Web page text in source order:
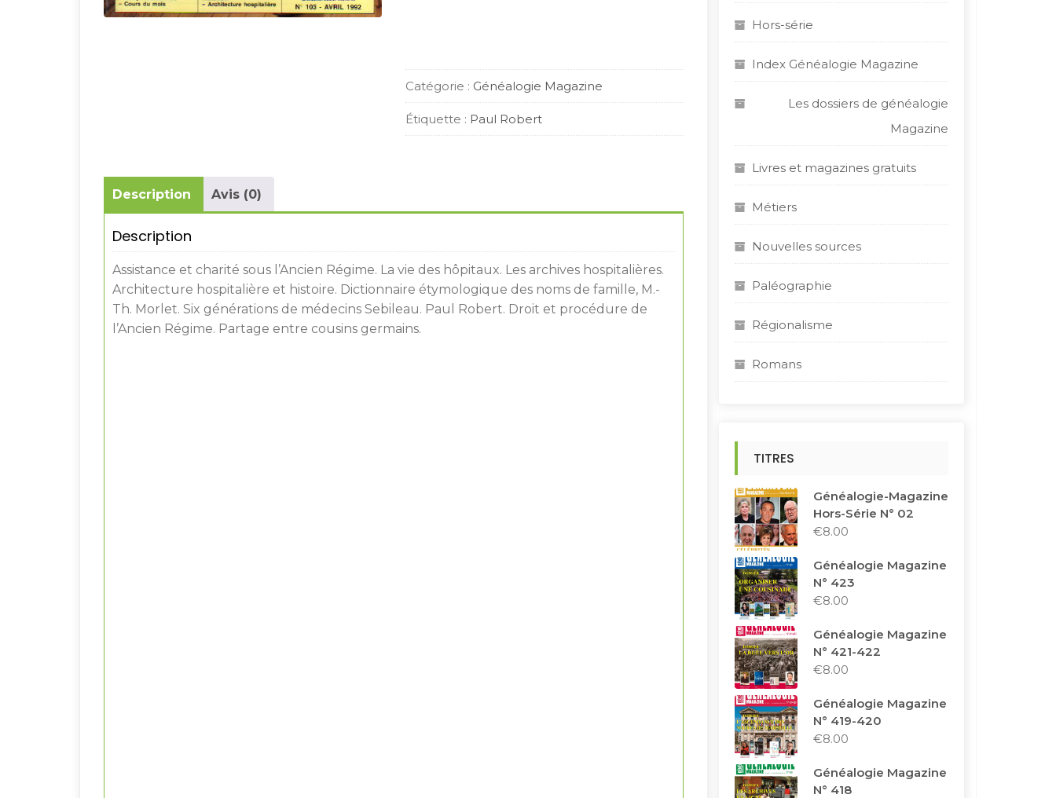
Catégorie : Généalogie Magazine
Étiquette : Paul Robert
Description Avis (0)
Description
Assistance et charité sous l’Ancien Régime. La vie des hôpitaux. Les archives hospitalières.
Architecture hospitalière et histoire. Dictionnaire étymologique des noms de famille, M.-
Th. Morlet. Six générations de médecins Sebileau. Paul Robert. Droit et procédure de
l’Ancien Régime. Partage entre cousins germains.
Hors-série
Index Généalogie Magazine
Les dossiers de généalogie
Magazine
Livres et magazines gratuits
Métiers
Nouvelles sources
Paléographie
Régionalisme
Romans
TITRES
Généalogie-Magazine
Hors-Série N° 02
€8.00
Généalogie Magazine
N° 423
€8.00
Généalogie Magazine
N° 421-422
€8.00
Généalogie Magazine
N° 419-420
€8.00
Généalogie Magazine
N° 418